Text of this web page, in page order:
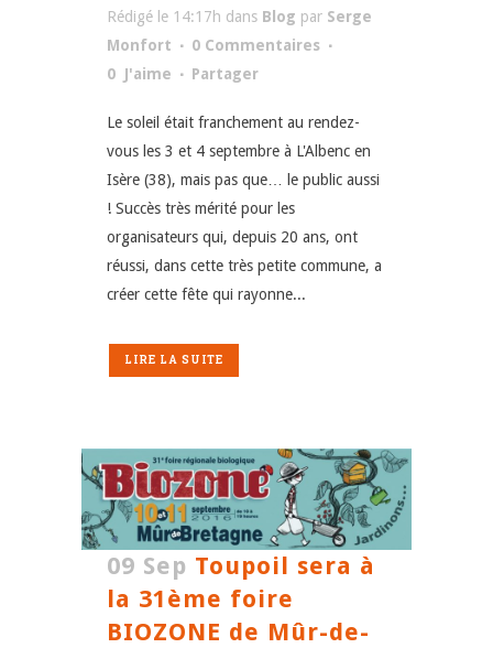
Rédigé le 14:17h dans Blog par Serge
Monfort
0 Commentaires
0 J'aime Partager
Le soleil était franchement au rendez-
vous les 3 et 4 septembre à L'Albenc en
Isère (38), mais pas que… le public aussi
! Succès très mérité pour les
organisateurs qui, depuis 20 ans, ont
réussi, dans cette très petite commune, a
créer cette fête qui rayonne...
LIRE LA SUITE
09 Sep Toupoil sera à
la 31ème foire
BIOZONE de Mûr-de-